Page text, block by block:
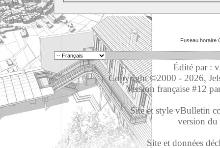
Fuseau horaire
Édité par :
Copyright ©2000 - 2026,
Version française #12
Site et style vBulletin
version
Site et données